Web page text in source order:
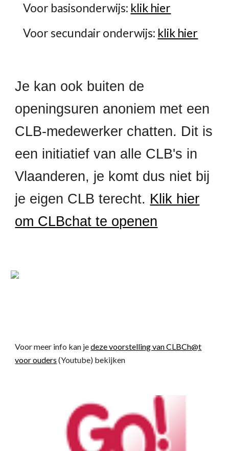
Voor basisonderwijs: klik hier
Voor secundair onderwijs: klik hier
Je kan ook buiten de
openingsuren anoniem met een
CLB-medewerker chatten. Dit is
een initiatief van alle CLB's in
Vlaanderen, je komt dus niet bij
je eigen CLB terecht. Klik hier
om CLBchat te openen
Voor meer info kan jedeze voorstelling van CLBCh@t
voor ouders (Youtube) bekijken